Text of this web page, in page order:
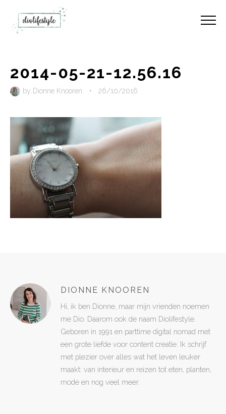
2014-05-21-12.56.16
by Dionne Knooren • 26/10/2016
DIONNE KNOOREN
Hi, ik ben Dionne, maar mijn vrienden noemen
me Dio. Daarom ook de naam Diolifestyle.
Geboren in 1991 en parttime digital nomad met
een grote liefde voor content creatie. Ik schrijf
met plezier over alles wat het leven leuker
maakt: van interieur en reizen tot eten, planten,
mode en nog veel meer.